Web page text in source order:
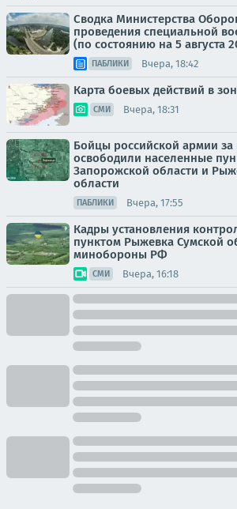
Сводка Министерства
проведения специальной
(по состоянию на 5 августа
ПАБЛИКИ Вчера, 18:42
Карта боевых действий в
СМИ Вчера, 18:31
Бойцы российской армии за
освободили населенные
Запорожской области и
области
ПАБЛИКИ Вчера, 17:55
Кадры установления
пунктом Рыжевка Сумской
минобороны РФ
СМИ Вчера, 16:18